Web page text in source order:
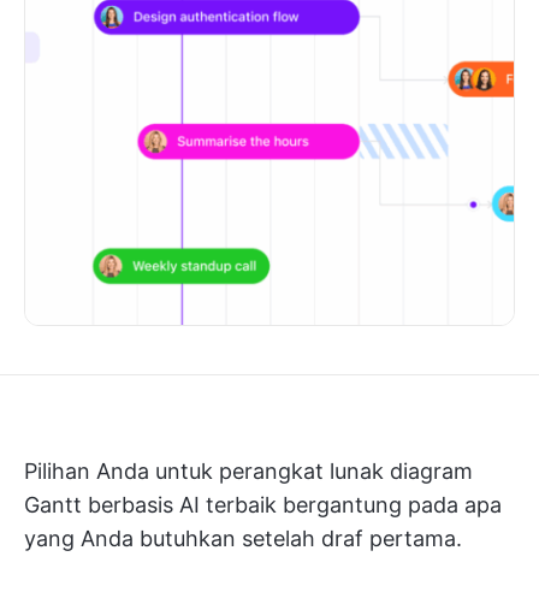
Pilihan Anda untuk perangkat lunak diagram
Gantt berbasis AI terbaik bergantung pada apa
yang Anda butuhkan setelah draf pertama.